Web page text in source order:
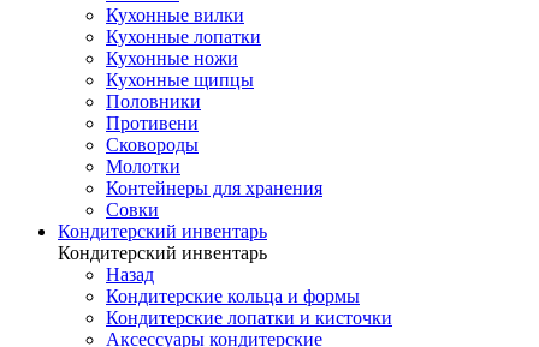
Кухонные вилки
Кухонные лопатки
Кухонные ножи
Кухонные щипцы
Половники
Противени
Сковороды
Молотки
Контейнеры для хранения
Совки
Кондитерский инвентарь
Кондитерский инвентарь
Назад
Кондитерские кольца и формы
Кондитерские лопатки и кисточки
Аксессуары кондитерские